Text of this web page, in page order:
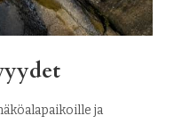
ja